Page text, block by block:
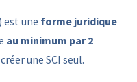
est une forme juridique
au minimum par 2
une SCI seul.